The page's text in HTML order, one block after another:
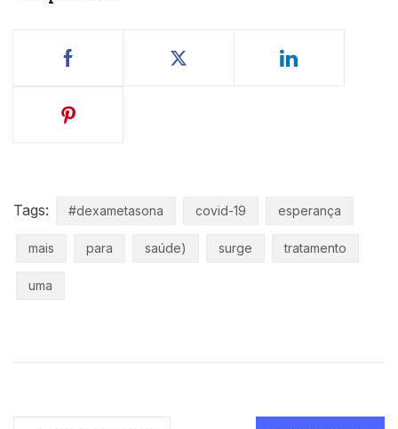
Tags: #dexametasona covid-19 esperança
mais para saúde) surge tratamento
uma